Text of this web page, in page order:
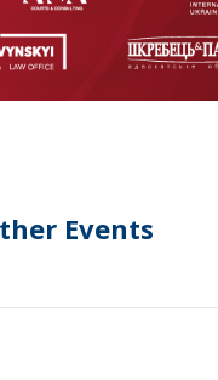
Events